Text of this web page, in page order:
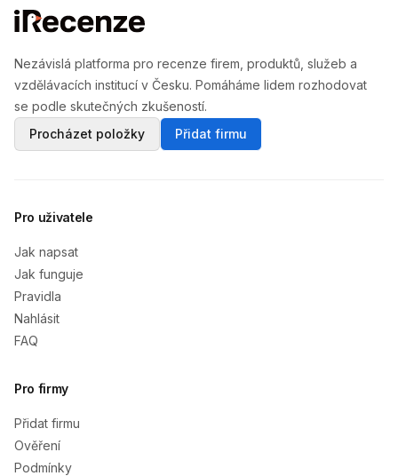
Nezávislá platforma pro recenze firem, produktů, služeb a
vzdělávacích institucí v Česku. Pomáháme lidem rozhodovat
se podle skutečných zkušeností.
Procházet položky
Přidat firmu
Pro uživatele
Jak napsat
Jak funguje
Pravidla
Nahlásit
FAQ
Pro firmy
Přidat firmu
Ověření
Podmínky